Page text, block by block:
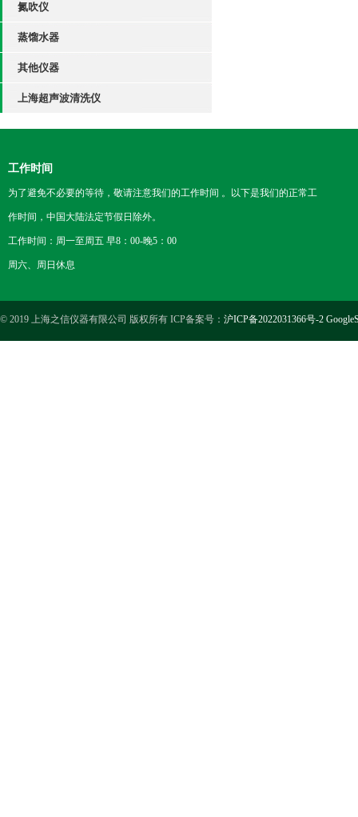
氮吹仪
蒸馏水器
其他仪器
上海超声波清洗仪
工作时间
为了避免不必要的等待，敬请注意我们的工作时间 。以下是我们的正常工
作时间，中国大陆法定节假日除外。
工作时间：周一至周五 早8：00-晚5：00
周六、周日休息
© 2019 上海之信仪器有限公司 版权所有 ICP备案号： 沪ICP备2022031366号-2